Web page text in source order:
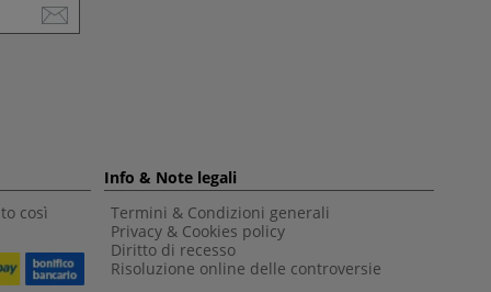
così
Info & Note legali
Termini & Condizioni generali
Privacy & Cookies policy
Diritto di recesso
Risoluzione online delle controversie